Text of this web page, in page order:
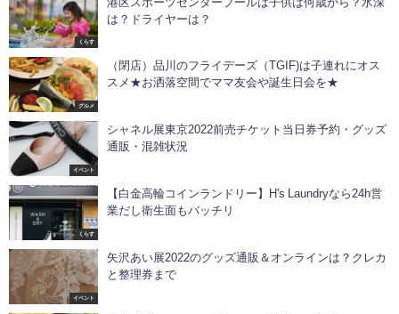
くらす
は？ドライヤーは？
グルメ
（閉店）品川のフライデーズ（TGIF)は子連れにオス
スメ★お洒落空間でママ友会や誕生日会を★
イベント
シャネル展東京2022前売チケット当日券予約・グッズ
通販・混雑状況
くらす
【白金高輪コインランドリー】H's Laundryなら24h営
業だし衛生面もバッチリ
イベント
矢沢あい展2022のグッズ通販＆オンラインは？クレカ
と整理券まで